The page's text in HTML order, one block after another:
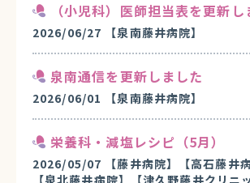
（小児科）医師担当表を更新し
2026/06/27 【泉南藤井病院】
泉南通信を更新しました
2026/06/01 【泉南藤井病院】
栄養科・減塩レシピ（5月）
2026/05/07 【藤井病院】
【高石藤井